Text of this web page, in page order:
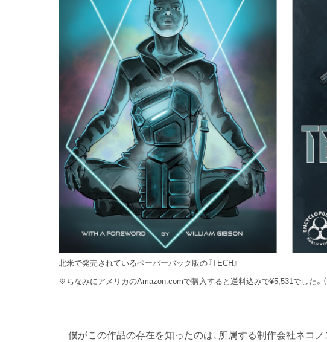
北米で発売されているペーパーバック版の『TECH』
※ちなみにアメリカのAmazon.comで購入すると送料込みで¥5,531でした。
僕がこの作品の存在を知ったのは、所属する制作会社ネコ